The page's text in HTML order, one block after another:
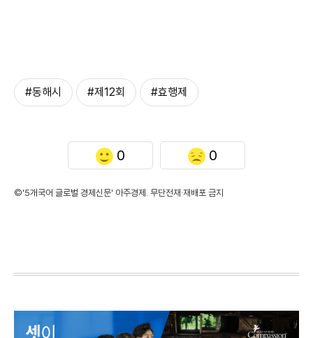
#동해시 #제12회 #효행제
0 0
©'5개국어 글로벌 경제신문' 아주경제. 무단전재·재배포 금지